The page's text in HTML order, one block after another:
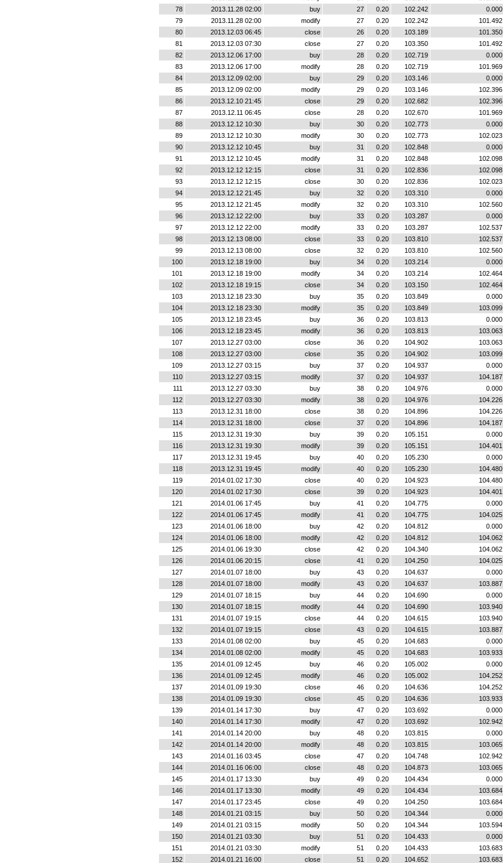
78
2013.11.28 02:00 buy 27 0.20 102.242 0.000
79
2013.11.28 02:00 modify 27 0.20 102.242 101.492
80
2013.12.03 06:45 close 26 0.20 103.189 101.350
81
2013.12.03 07:30 close 27 0.20 103.350 101.492
82
2013.12.06 17:00 buy 28 0.20 102.719 0.000
83
2013.12.06 17:00 modify 28 0.20 102.719 101.969
84
2013.12.09 02:00 buy 29 0.20 103.146 0.000
85
2013.12.09 02:00 modify 29 0.20 103.146 102.396
86
2013.12.10 21:45 close 29 0.20 102.682 102.396
87
2013.12.11 06:45 close 28 0.20 102.670 101.969
88
2013.12.12 10:30 buy 30 0.20 102.773 0.000
89
2013.12.12 10:30 modify 30 0.20 102.773 102.023
90
2013.12.12 10:45 buy 31 0.20 102.848 0.000
91
2013.12.12 10:45 modify 31 0.20 102.848 102.098
92
2013.12.12 12:15 close 31 0.20 102.836 102.098
93
2013.12.12 12:15 close 30 0.20 102.836 102.023
94
2013.12.12 21:45 buy 32 0.20 103.310 0.000
95
2013.12.12 21:45 modify 32 0.20 103.310 102.560
96
2013.12.12 22:00 buy 33 0.20 103.287 0.000
97
2013.12.12 22:00 modify 33 0.20 103.287 102.537
98
2013.12.13 08:00 close 33 0.20 103.810 102.537
99
2013.12.13 08:00 close 32 0.20 103.810 102.560
100
2013.12.18 19:00 buy 34 0.20 103.214 0.000
101
2013.12.18 19:00 modify 34 0.20 103.214 102.464
102
2013.12.18 19:15 close 34 0.20 103.150 102.464
103
2013.12.18 23:30 buy 35 0.20 103.849 0.000
104
2013.12.18 23:30 modify 35 0.20 103.849 103.099
105
2013.12.18 23:45 buy 36 0.20 103.813 0.000
106
2013.12.18 23:45 modify 36 0.20 103.813 103.063
107
2013.12.27 03:00 close 36 0.20 104.902 103.063
108
2013.12.27 03:00 close 35 0.20 104.902 103.099
109
2013.12.27 03:15 buy 37 0.20 104.937 0.000
110
2013.12.27 03:15 modify 37 0.20 104.937 104.187
111
2013.12.27 03:30 buy 38 0.20 104.976 0.000
112
2013.12.27 03:30 modify 38 0.20 104.976 104.226
113
2013.12.31 18:00 close 38 0.20 104.896 104.226
114
2013.12.31 18:00 close 37 0.20 104.896 104.187
115
2013.12.31 19:30 buy 39 0.20 105.151 0.000
116
2013.12.31 19:30 modify 39 0.20 105.151 104.401
117
2013.12.31 19:45 buy 40 0.20 105.230 0.000
118
2013.12.31 19:45 modify 40 0.20 105.230 104.480
119
2014.01.02 17:30 close 40 0.20 104.923 104.480
120
2014.01.02 17:30 close 39 0.20 104.923 104.401
121
2014.01.06 17:45 buy 41 0.20 104.775 0.000
122
2014.01.06 17:45 modify 41 0.20 104.775 104.025
123
2014.01.06 18:00 buy 42 0.20 104.812 0.000
124
2014.01.06 18:00 modify 42 0.20 104.812 104.062
125
2014.01.06 19:30 close 42 0.20 104.340 104.062
126
2014.01.06 20:15 close 41 0.20 104.250 104.025
127
2014.01.07 18:00 buy 43 0.20 104.637 0.000
128
2014.01.07 18:00 modify 43 0.20 104.637 103.887
129
2014.01.07 18:15 buy 44 0.20 104.690 0.000
130
2014.01.07 18:15 modify 44 0.20 104.690 103.940
131
2014.01.07 19:15 close 44 0.20 104.615 103.940
132
2014.01.07 19:15 close 43 0.20 104.615 103.887
133
2014.01.08 02:00 buy 45 0.20 104.683 0.000
134
2014.01.08 02:00 modify 45 0.20 104.683 103.933
135
2014.01.09 12:45 buy 46 0.20 105.002 0.000
136
2014.01.09 12:45 modify 46 0.20 105.002 104.252
137
2014.01.09 19:30 close 46 0.20 104.636 104.252
138
2014.01.09 19:30 close 45 0.20 104.636 103.933
139
2014.01.14 17:30 buy 47 0.20 103.692 0.000
140
2014.01.14 17:30 modify 47 0.20 103.692 102.942
141
2014.01.14 20:00 buy 48 0.20 103.815 0.000
142
2014.01.14 20:00 modify 48 0.20 103.815 103.065
143
2014.01.16 03:45 close 47 0.20 104.748 102.942
144
2014.01.16 06:00 close 48 0.20 104.873 103.065
145
2014.01.17 13:30 buy 49 0.20 104.434 0.000
146
2014.01.17 13:30 modify 49 0.20 104.434 103.684
147
2014.01.17 23:45 close 49 0.20 104.250 103.684
148
2014.01.21 03:15 buy 50 0.20 104.344 0.000
149
2014.01.21 03:15 modify 50 0.20 104.344 103.594
150
2014.01.21 03:30 buy 51 0.20 104.433 0.000
151
2014.01.21 03:30 modify 51 0.20 104.433 103.683
152
2014.01.21 16:00 close 51 0.20 104.652 103.683